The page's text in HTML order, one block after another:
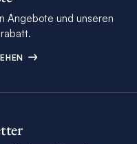
Angebote und unseren